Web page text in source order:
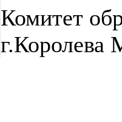
Комитет